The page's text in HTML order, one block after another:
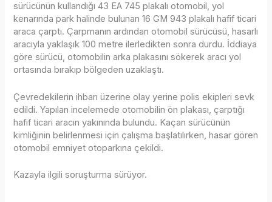
sürücünün kullandığı 43 EA 745 plakalı otomobil, yol
kenarında park halinde bulunan 16 GM 943 plakalı hafif ticari
araca çarptı. Çarpmanın ardından otomobil sürücüsü, hasarlı
aracıyla yaklaşık 100 metre ilerledikten sonra durdu. İddiaya
göre sürücü, otomobilin arka plakasını sökerek aracı yol
ortasında bırakıp bölgeden uzaklaştı.
Çevredekilerin ihbarı üzerine olay yerine polis ekipleri sevk
edildi. Yapılan incelemede otomobilin ön plakası, çarptığı
hafif ticari aracın yakınında bulundu. Kaçan sürücünün
kimliğinin belirlenmesi için çalışma başlatılırken, hasar gören
otomobil emniyet otoparkına çekildi.
Kazayla ilgili soruşturma sürüyor.